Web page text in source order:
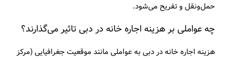
حمل‌ونقل و تفریح می‌شود.
چه عواملی بر هزینه اجاره خانه در دبی تاثیر می‌گذارند؟
هزینه اجاره خانه در دبی به عواملی مانند موقعیت جغرافیایی (مرکز